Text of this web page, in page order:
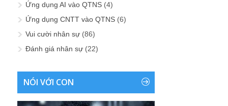
Ứng dụng AI vào QTNS (4)
Ứng dụng CNTT vào QTNS (6)
Vui cười nhân sự (86)
Đánh giá nhân sự (22)
NÓI VỚI CON